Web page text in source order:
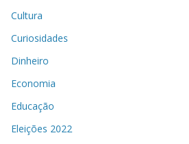
Cultura
Curiosidades
Dinheiro
Economia
Educação
Eleições 2022